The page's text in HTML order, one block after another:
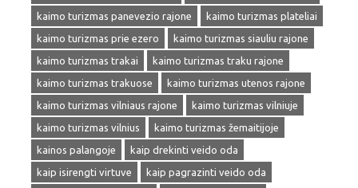
kaimo turizmas panevezio rajone
kaimo turizmas plateliai
kaimo turizmas prie ezero
kaimo turizmas siauliu rajone
kaimo turizmas trakai
kaimo turizmas traku rajone
kaimo turizmas trakuose
kaimo turizmas utenos rajone
kaimo turizmas vilniaus rajone
kaimo turizmas vilniuje
kaimo turizmas vilnius
kaimo turizmas žemaitijoje
kainos palangoje
kaip drekinti veido oda
kaip isirengti virtuve
kaip pagrazinti veido oda